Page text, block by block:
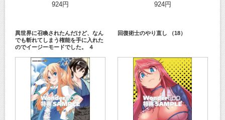
924円 924円
異世界に召喚されたんだけど、なん
でも斬れてしまう権能を手に入れた
のでイージーモードでした。 ４
回復術士のやり直し （18）